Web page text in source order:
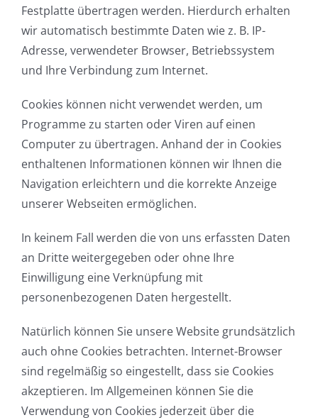
Festplatte übertragen werden. Hierdurch erhalten
wir automatisch bestimmte Daten wie z. B. IP-
Adresse, verwendeter Browser, Betriebssystem
und Ihre Verbindung zum Internet.
Cookies können nicht verwendet werden, um
Programme zu starten oder Viren auf einen
Computer zu übertragen. Anhand der in Cookies
enthaltenen Informationen können wir Ihnen die
Navigation erleichtern und die korrekte Anzeige
unserer Webseiten ermöglichen.
In keinem Fall werden die von uns erfassten Daten
an Dritte weitergegeben oder ohne Ihre
Einwilligung eine Verknüpfung mit
personenbezogenen Daten hergestellt.
Natürlich können Sie unsere Website grundsätzlich
auch ohne Cookies betrachten. Internet-Browser
sind regelmäßig so eingestellt, dass sie Cookies
akzeptieren. Im Allgemeinen können Sie die
Verwendung von Cookies jederzeit über die